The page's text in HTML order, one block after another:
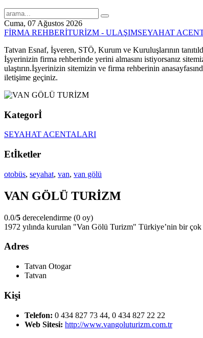
Cuma, 07 Ağustos 2026
FİRMA REHBERİTURİZM - ULAŞIMSEYAHAT
Tatvan Esnaf, İşveren, STÖ, Kurum ve Kuruluşlarının
İşyerinizin firma rehberinde yerini almasını istiyorsanız
ulaştırın.İşyerinizin sitemizin ve firma rehberinin
iletişime geçiniz.
Kategorİ
SEYAHAT ACENTALARI
Etİketler
otobüs, seyahat, van, van gölü
VAN GÖLÜ TURİZM
0.0/5 derecelendirme (0 oy)
1972 yılında kurulan "Van Gölü Turizm" Türkiye’nin bir çok
Adres
Tatvan Otogar
Tatvan
Kişi
Telefon: 0 434 827 73 44, 0 434 827 22 22
Web Sitesi: http://www.vangoluturizm.com.tr